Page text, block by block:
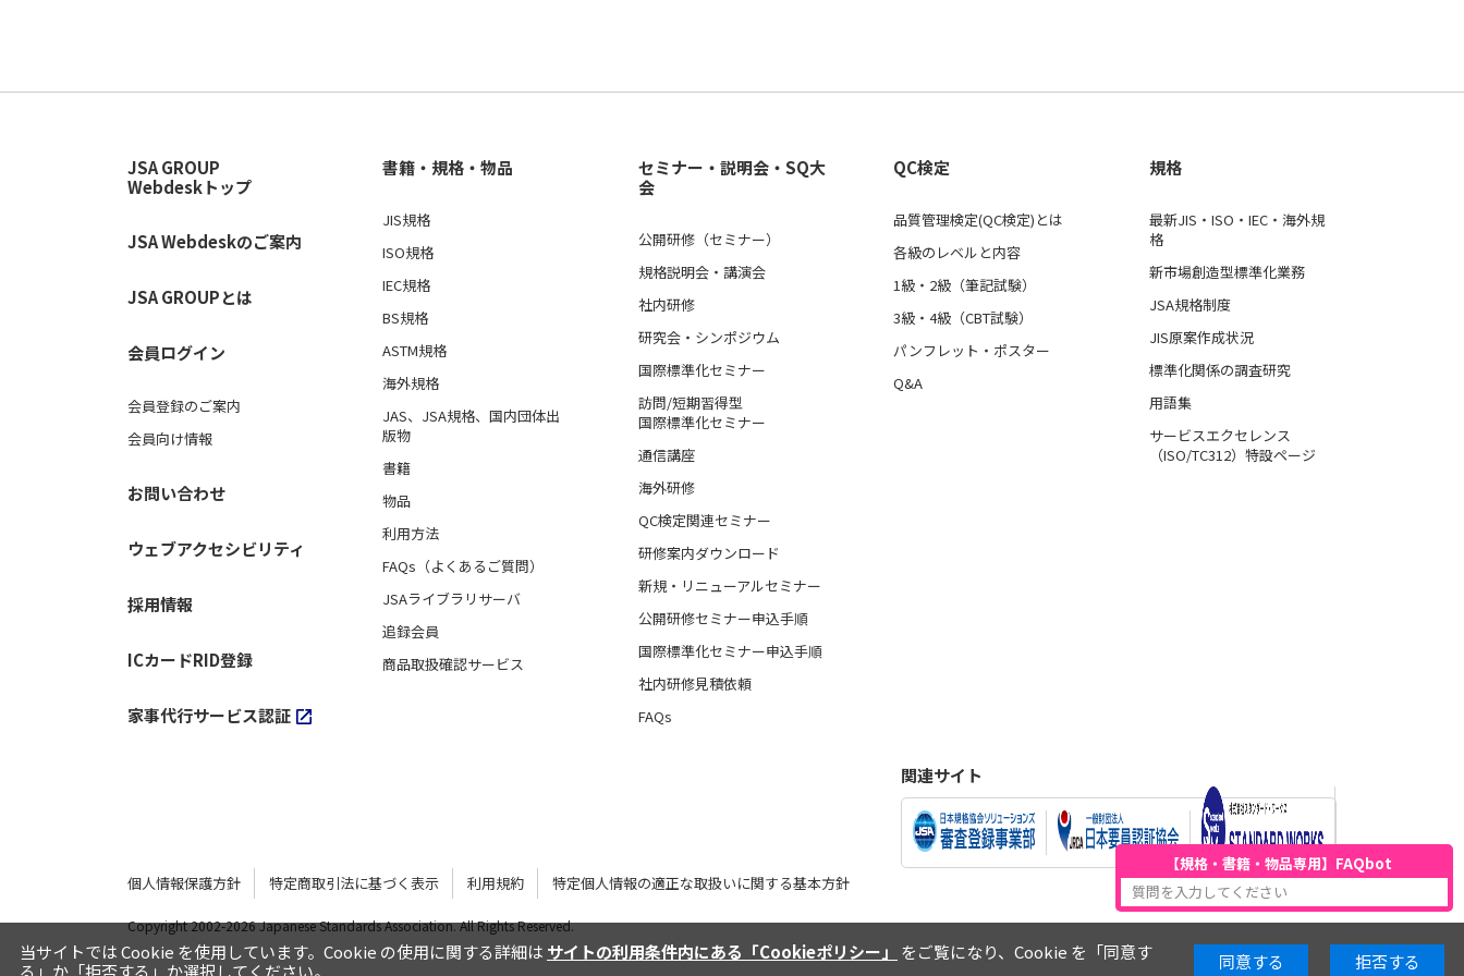
JSA GROUP
Webdeskトップ
JSA Webdeskのご案内
JSA GROUPとは
会員ログイン
会員登録のご案内
会員向け情報
お問い合わせ
ウェブアクセシビリティ
採用情報
ICカードRID登録
家事代行サービス認証
書籍・規格・物品
JIS規格
ISO規格
IEC規格
BS規格
ASTM規格
海外規格
JAS、JSA規格、国内団体出
版物
書籍
物品
利用方法
FAQs（よくあるご質問）
JSAライブラリサーバ
追録会員
商品取扱確認サービス
セミナー・説明会・SQ大
会
公開研修（セミナー）
規格説明会・講演会
社内研修
研究会・シンポジウム
国際標準化セミナー
訪問/短期習得型
国際標準化セミナー
通信講座
海外研修
QC検定関連セミナー
研修案内ダウンロード
新規・リニューアルセミナー
公開研修セミナー申込手順
国際標準化セミナー申込手順
社内研修見積依頼
FAQs
QC検定
品質管理検定(QC検定)とは
各級のレベルと内容
1級・2級（筆記試験）
3級・4級（CBT試験）
パンフレット・ポスター
Q&A
規格
最新JIS・ISO・IEC・海外規
格
新市場創造型標準化業務
JSA規格制度
JIS原案作成状況
標準化関係の調査研究
用語集
サービスエクセレンス
（ISO/TC312）特設ページ
個人情報保護方針 特定商取引法に基づく表示 利用規約 特定個人情報の適正な取扱いに関する基本方針
関連サイト
Copyright 2002-2026 Japanese Standards Association.All Rights Reserved.
当サイトでは Cookie を使用しています。Cookie の使用に関する詳細は サイトの利用条件内にある「Cookieポリシー」
をご覧になり、Cookie を「同意す
る」か「拒否する」か選択してください。
同意する 拒否する
【規格・書籍・物品専用】FAQbot
質問を入力してください